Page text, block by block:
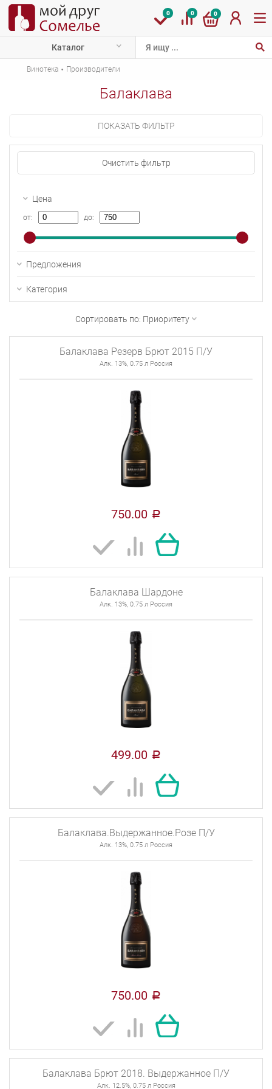
0 0 0
Каталог
Винотека · Производители
Балаклава
ПОКАЗАТЬ ФИЛЬТР
Очистить фильтр
Цена
от: до:
Предложения
Категория
Сортировать по: Приоритету
Балаклава Резерв Брют 2015 П/У
Алк. 13%, 0.75 л Россия
750.00 a
Балаклава Шардоне
Алк. 13%, 0.75 л Россия
499.00 a
Балаклава.Выдержанное.Розе П/У
Алк. 13%, 0.75 л Россия
750.00 a
Балаклава Брют 2018. Выдержанное П/У
Алк. 12.5%, 0.75 л Россия